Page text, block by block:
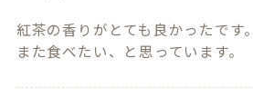
紅茶の香りがとても良かったです。
また食べたい、と思っています。